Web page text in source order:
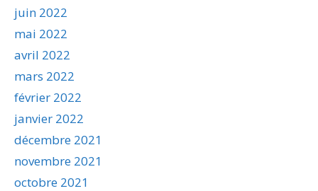
juin 2022
mai 2022
avril 2022
mars 2022
février 2022
janvier 2022
décembre 2021
novembre 2021
octobre 2021